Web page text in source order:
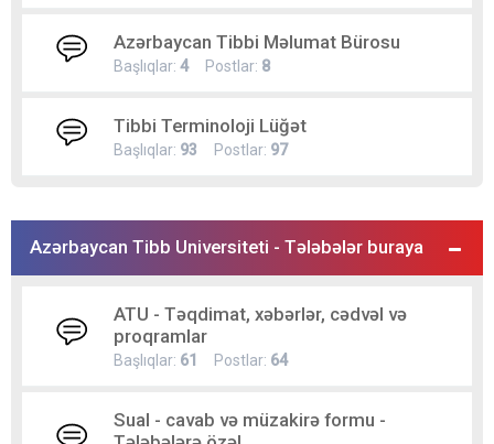
Azərbaycan Tibbi Məlumat Bürosu
Başlıqlar: 4Postlar: 8
Tibbi Terminoloji Lüğət
Başlıqlar: 93 Postlar: 97
Azərbaycan Tibb Universiteti - Tələbələr buraya
ATU - Təqdimat, xəbərlər, cədvəl və
proqramlar
Başlıqlar: 61 Postlar: 64
Sual - cavab və müzakirə formu -